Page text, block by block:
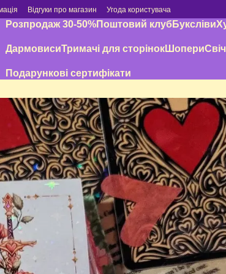
Відгуки про магазин
Угода користувача
Розпродаж 30-50%Поштовий клубБуксліви
ДармовисиТримачі для сторінокШопери
Подарункові сертифікати